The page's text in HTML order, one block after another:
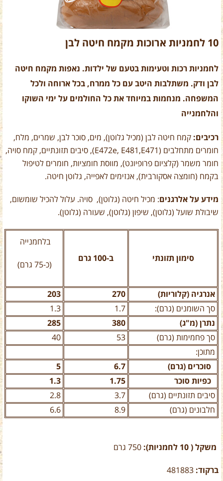
10 לחמניות ארוכות מקמח חיטה לבן
לחמניות רכות וטעימות בטעם של ילדות. נאפות מקמח חיטה
לבן ודק. משתלבות היטב עם כל ממרח, בכל ארוחה ולכל
המשפחה. מנחמות במיוחד את כל החולמים על ימי השוקו
והלחמנייה
רכיבים: קמח חיטה לבן (מכיל גלוטן), מים, סוכר לבן, שמרים, מלח,
חומרים מתחלבים (E472e, E481,E471), סיבים תזונתיים, קמח סויה,
חומר משמר (קלציום פרופיונט), מווסת חומציות, חומרים לטיפול
בקמח (חומצה אסקורבית), אנזימים לאפייה, גלוטן חיטה.
מידע על אלרגנים: מכיל חיטה (גלוטן), סויה. עלול להכיל שומשום,
שיבולת שועל (גלוטן), שיפון (גלוטן), שעורה (גלוטן).
סימון תזונתי ב-100 גרם
בלחמנייה
(כ-75 גרם)
אנרגיה (קלוריות) 270
203
סך השומנים (גרם):
1.7
1.3
נתרן (מ"ג)
380
285
סך פחמימות (גרם)
53
40
מתוכן:
סוכרים (גרם)
6.7
5
כפיות סוכר
1.75
1.3
סיבים תזונתיים (גרם)
3.7
2.8
חלבונים (גרם)
8.9
6.6
משקל ( 10 לחמניות):
ברקוד: